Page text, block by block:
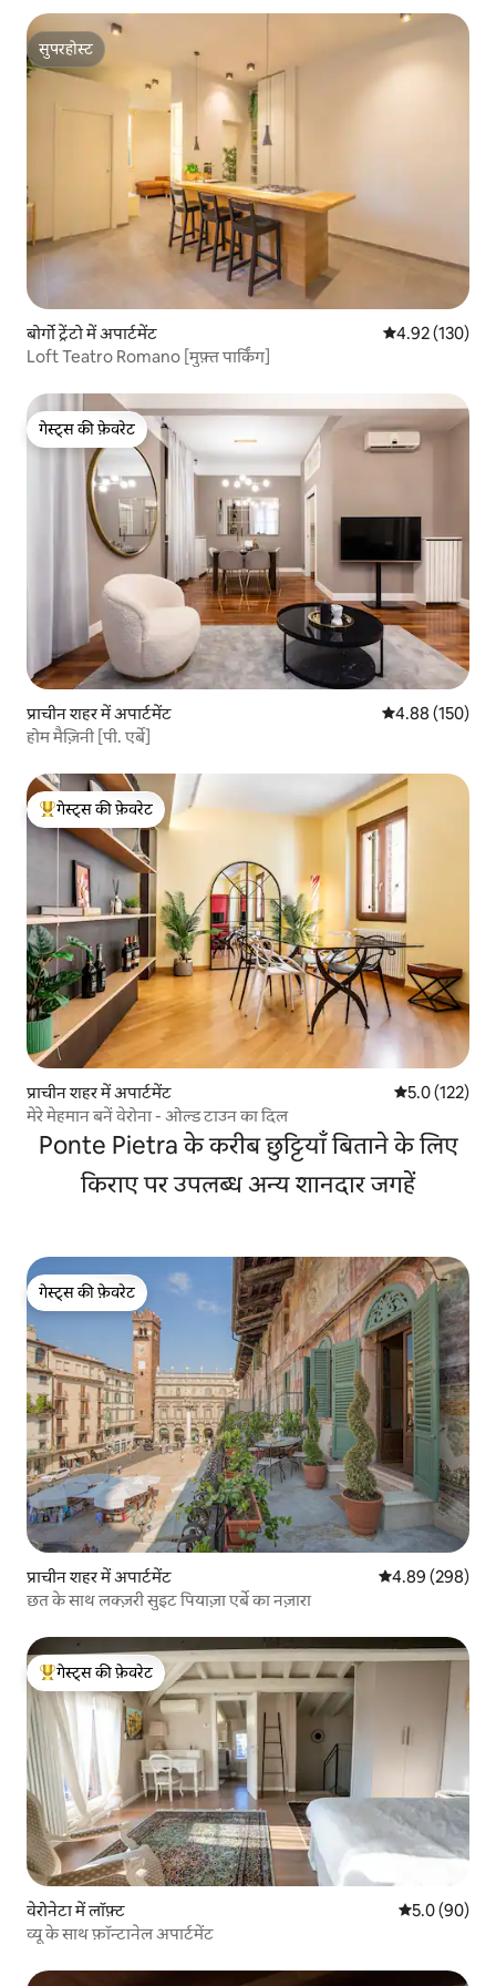
सुपरहोस्ट
सुपरहोस्ट
बोर्गो ट्रेंटो में अपार्टमेंट औसत रेटिंग 5 में से
4.92 (130)
Loft Teatro Romano [मुफ़्त पार्किंग]
गेस्ट्स की फ़ेवरेट
गेस्ट्स की फ़ेवरेट
प्राचीन शहर में अपार्टमेंट औसत रेटिंग 5 में से
4.88 (150)
होम मैज़िनी [पी. एर्बे]
गेस्ट्स का टॉप फ़ेवरेट
गेस्ट्स की फ़ेवरेट
प्राचीन शहर में अपार्टमेंट औसत रेटिंग 5 में
5.0 (122)
मेरे मेहमान बनें वेरोना - ओल्ड टाउन का दिल
Ponte Pietra के करीब छुट्टियाँ बिताने के लिए
किराए पर उपलब्ध अन्य शानदार जगहें
गेस्ट्स की फ़ेवरेट
गेस्ट्स की फ़ेवरेट
प्राचीन शहर में अपार्टमेंट औसत रेटिंग 5 में से
4.89 (298)
छत के साथ लक्ज़री सुइट पियाज़ा एर्बे का नज़ारा
गेस्ट्स का टॉप फ़ेवरेट
गेस्ट्स की फ़ेवरेट
वेरोनेटा में लॉफ़्ट औसत रेटिंग 5 में
5.0 (90)
व्यू के साथ फ़ॉन्टानेल अपार्टमेंट